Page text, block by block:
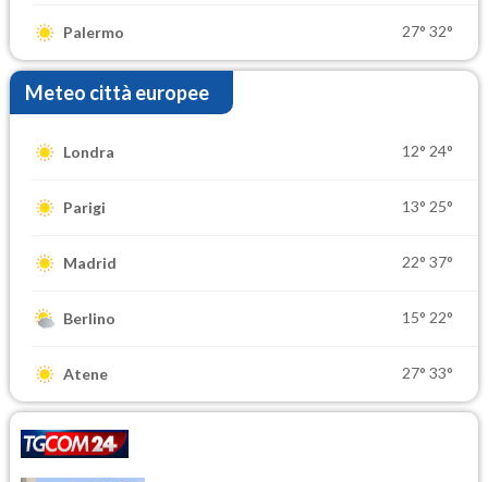
Palermo 27° 32°
Meteo città europee
Londra 12° 24°
Parigi 13° 25°
Madrid 22° 37°
Berlino 15° 22°
Atene 27° 33°